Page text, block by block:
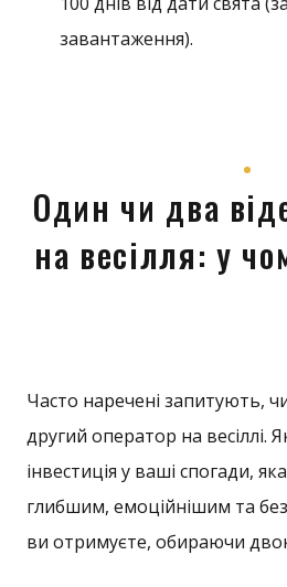
завантаження).
Один чи два
на весілля: у
Часто наречені запитують,
другий оператор на
інвестиція у ваші спогади,
глибшим, емоційнішим та
ви отримуєте, обираючи